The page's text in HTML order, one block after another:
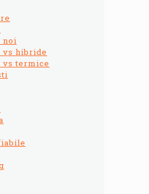
noi
vs hibride
termice